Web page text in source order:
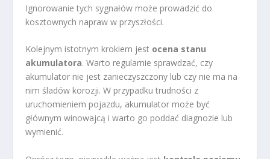
Ignorowanie tych sygnałów może prowadzić do
kosztownych napraw w przyszłości.
Kolejnym istotnym krokiem jest ocena stanu
akumulatora. Warto regularnie sprawdzać, czy
akumulator nie jest zanieczyszczony lub czy nie ma na
nim śladów korozji. W przypadku trudności z
uruchomieniem pojazdu, akumulator może być
głównym winowajcą i warto go poddać diagnozie lub
wymienić.